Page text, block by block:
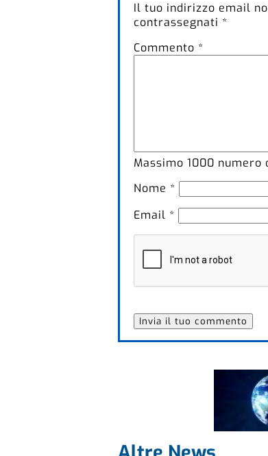
Il tuo indirizzo email
contrassegnati *
Commento *
Massimo 1000 numero
Nome *
Email *